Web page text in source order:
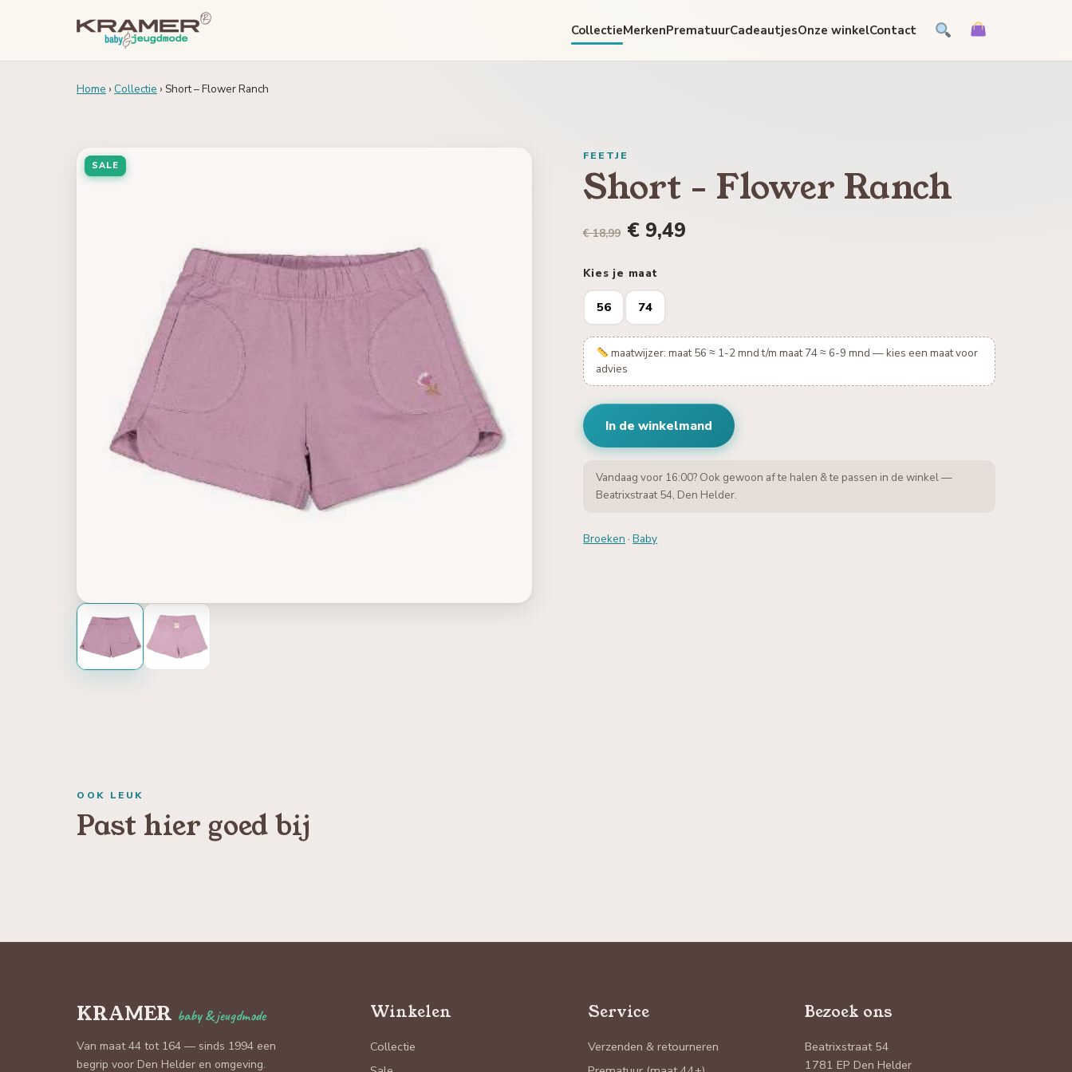
CollectieMerkenPrematuurCadeautjesOnze winkelContact
Home › Collectie › Short – Flower Ranch
SALE
FEETJE
Short - Flower Ranch
€ 18,99 € 9,49
Kies je maat
56 74
maatwijzer: maat 56 ≈ 1-2 mnd t/m maat 74 ≈ 6-9 mnd — kies een maat voor
advies
In de winkelmand
Vandaag voor 16:00? Ook gewoon af te halen & te passen in de winkel —
Beatrixstraat 54, Den Helder.
Broeken ·Baby
OOK LEUK
Past hier goed bij
KRAMER baby & jeugdmode
Van maat 44 tot 164 — sinds 1994 een
begrip voor Den Helder en omgeving.
Winkelen
Collectie
Service
Verzenden & retourneren
Bezoek ons
Beatrixstraat 54
1781 EP Den Helder